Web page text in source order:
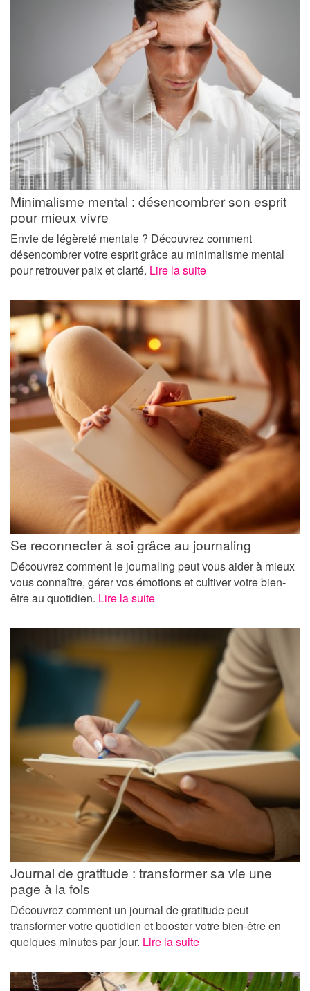
Minimalisme mental : désencombrer son esprit
pour mieux vivre
Envie de légèreté mentale ? Découvrez comment
désencombrer votre esprit grâce au minimalisme mental
pour retrouver paix et clarté. Lire la suite
Se reconnecter à soi grâce au journaling
Découvrez comment le journaling peut vous aider à mieux
vous connaître, gérer vos émotions et cultiver votre bien-
être au quotidien. Lire la suite
Journal de gratitude : transformer sa vie une
page à la fois
Découvrez comment un journal de gratitude peut
transformer votre quotidien et booster votre bien-être en
quelques minutes par jour. Lire la suite